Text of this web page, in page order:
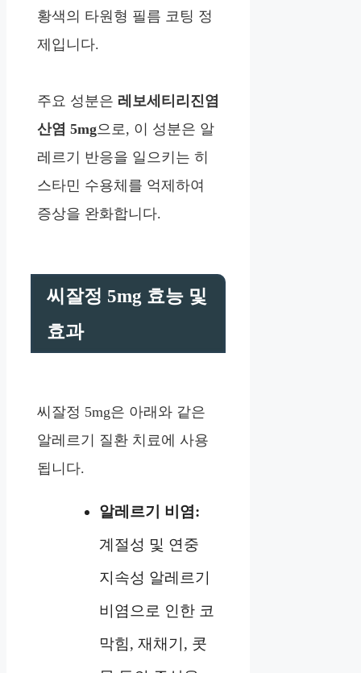
황색의 타원형 필름 코팅 정
제입니다.
주요 성분은 레보세티리진염
산염 5mg으로, 이 성분은 알
레르기 반응을 일으키는 히
스타민 수용체를 억제하여
증상을 완화합니다.
씨잘정 5mg 효능 및
효과
씨잘정 5mg은 아래와 같은
알레르기 질환 치료에 사용
됩니다.
알레르기 비염:
계절성 및 연중
지속성 알레르기
비염으로 인한 코
막힘, 재채기, 콧